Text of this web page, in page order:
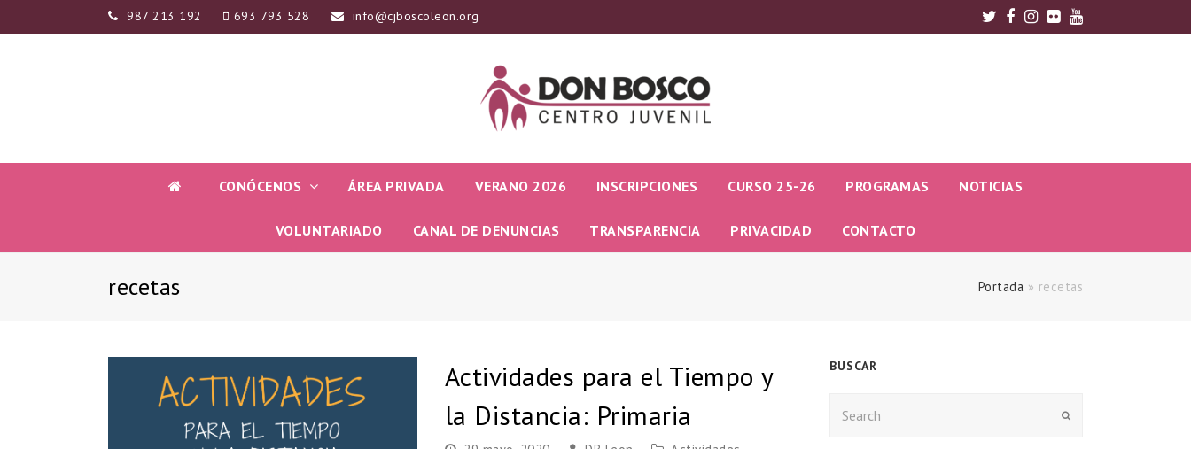
987 213 192 693 793 528 info@cjboscoleon.org Twitter
Facebook
Instagram
FlickrYoutube
CONÓCENOS ÁREA PRIVADA VERANO 2026 INSCRIPCIONES CURSO 25-26 PROGRAMAS NOTICIAS
VOLUNTARIADO CANAL DE DENUNCIAS TRANSPARENCIA PRIVACIDAD CONTACTO
recetas Portada » recetas
Actividades para el Tiempo y
la Distancia: Primaria
BUSCAR